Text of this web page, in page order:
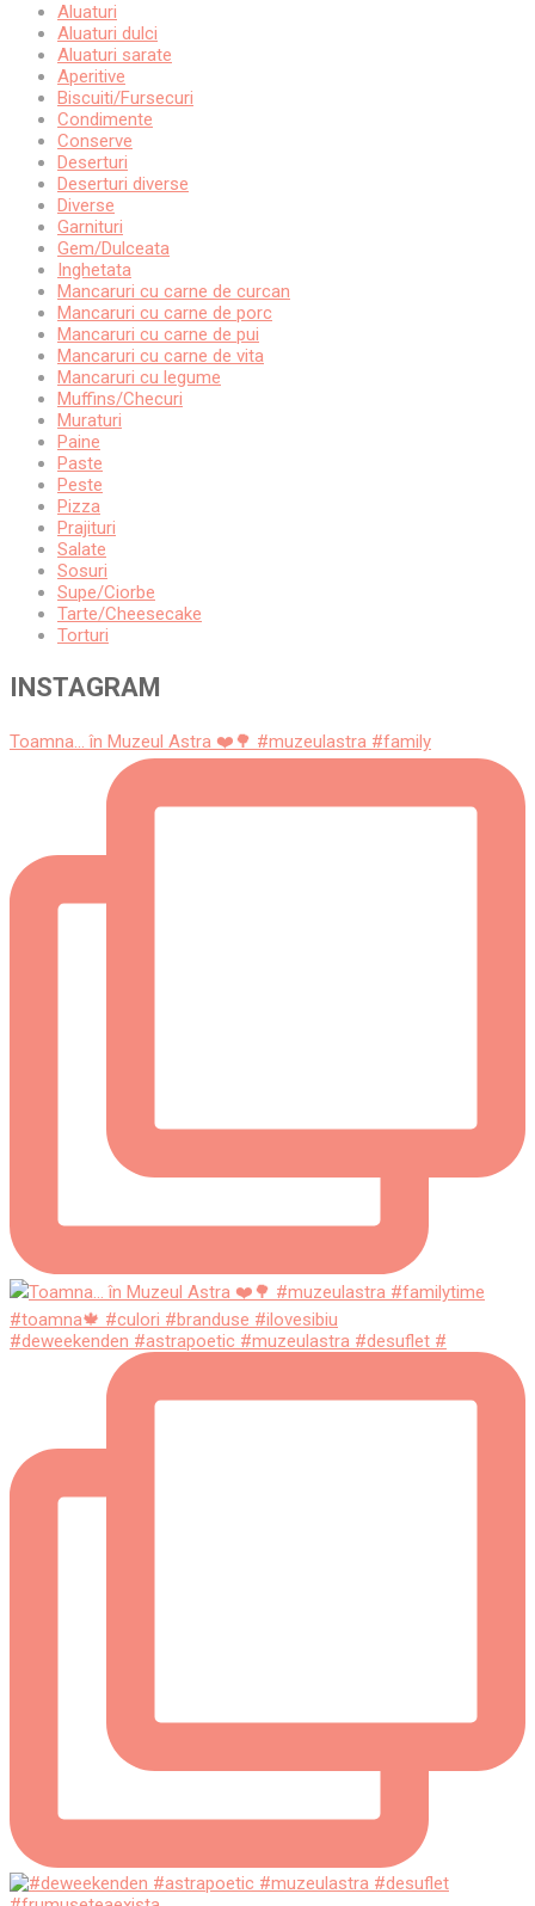
Aluaturi
Aluaturi dulci
Aluaturi sarate
Aperitive
Biscuiti/Fursecuri
Condimente
Conserve
Deserturi
Deserturi diverse
Diverse
Garnituri
Gem/Dulceata
Inghetata
Mancaruri cu carne de curcan
Mancaruri cu carne de porc
Mancaruri cu carne de pui
Mancaruri cu carne de vita
Mancaruri cu legume
Muffins/Checuri
Muraturi
Paine
Paste
Peste
Pizza
Prajituri
Salate
Sosuri
Supe/Ciorbe
Tarte/Cheesecake
Torturi
INSTAGRAM
Toamna... în Muzeul Astra ❤️🌳 #muzeulastra #family
#deweekenden #astrapoetic #muzeulastra #desuflet #